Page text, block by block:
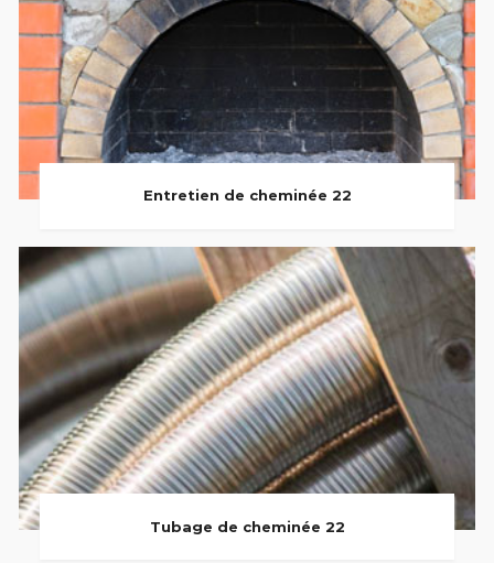
Entretien de cheminée 22
Tubage de cheminée 22